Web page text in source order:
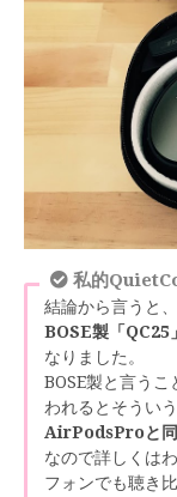
私的
結論から言うと
BOSE製「QC25
なりました。
BOSE製と言う
われるとそうい
AirPodsProと同
なので詳しくは
フォンでも聴き